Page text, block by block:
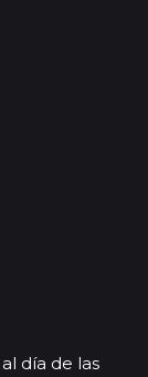
día de las